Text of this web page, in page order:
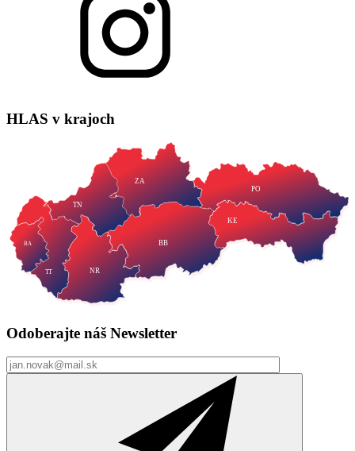
HLAS v krajoch
TT NR
TN
ZA
BB
PO
KE
BA
Odoberajte náš Newsletter